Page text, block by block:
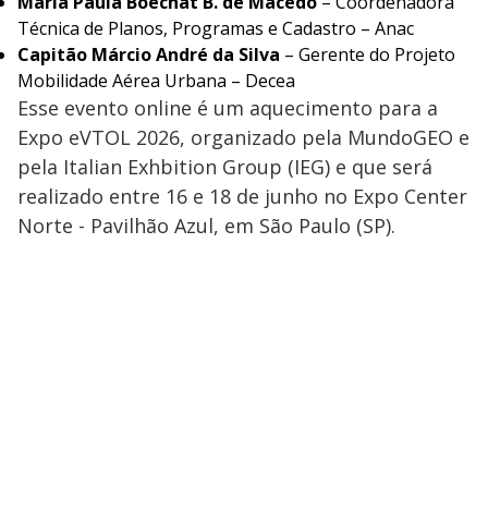
Técnica de Planos, Programas e Cadastro – Anac
Capitão Márcio André da Silva – Gerente do Projeto
Mobilidade Aérea Urbana – Decea
Esse evento online é um aquecimento para a
Expo eVTOL 2026, organizado pela MundoGEO e
pela Italian Exhbition Group (IEG) e que será
realizado entre 16 e 18 de junho no Expo Center
Norte - Pavilhão Azul, em São Paulo (SP).